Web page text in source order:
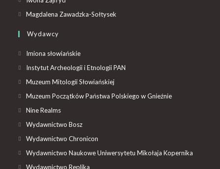
Magdalena Zawadzka-Sołtysek
Wydawcy
Imiona słowiańskie
Instytut Archeologii i Etnologii PAN
Muzeum Mitologii Słowiańskiej
Muzeum Początków Państwa Polskiego w Gnieźnie
Nine Realms
Wydawnictwo Bosz
Wydawnictwo Chronicon
Wydawnictwo Naukowe Uniwersytetu Mikołaja Kopernika
Wydawnictwo Replika